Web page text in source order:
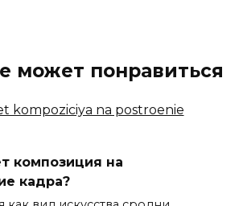
может понравиться
композиция на
кадра?